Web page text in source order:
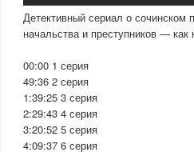
Детективный сериал о сочинском
начальства и преступников —
00:00 1 серия
49:36 2 серия
1:39:25 3 серия
2:29:43 4 серия
3:20:52 5 серия
4:09:37 6 серия